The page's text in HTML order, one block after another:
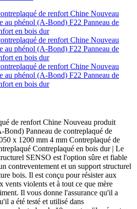
de renfort Chine Nouveau produit
Panneau de contreplaqué de
x 1200 mm 4 mm Contreplaqué de
Contreplaqué en bois dur | Le
SENSO est l'option sûre et fiable
contreventement et un support structurel
bois. Il est conçu pour résister aux
vents violents et à tout ce que mère
Il vous donne l'assurance qu'il a
a été testé et utilisé dans